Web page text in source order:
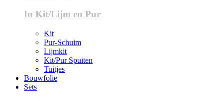
In Kit/Lijm en Pur
Kit
Pur-Schuim
Lijmkit
Kit/Pur Spuiten
Tuitjes
Bouwfolie
Sets